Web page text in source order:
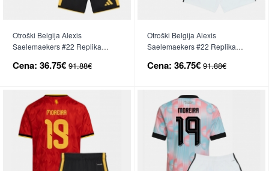
Otroški Belgija Alexis
Saelemaekers #22 Replika
Domači SP 2026 Kratek Rokav
Cena: 36.75€ 91.88€
Otroški Belgija Alexis
Saelemaekers #22 Replika
Gostujoči SP 2026 Kratek Rokav
Cena: 36.75€ 91.88€